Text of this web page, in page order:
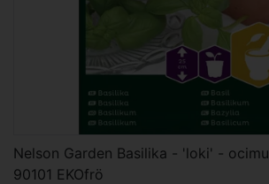
Nelson Garden Basilika - 'loki' -
90101 EKOfrö